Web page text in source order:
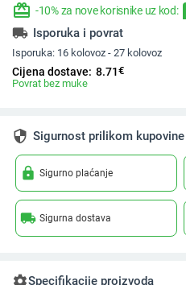
redeem -10% za nove korisnike uz kod:
local_shipping Isporuka i povrat
Isporuka: 16 kolovoz - 27 kolovoz
Cijena dostave: 8.71€
Povrat bez muke
security Sigurnost prilikom kupovine
lock Sigurno plaćanje
local_shipping Sigurna dostava
settingsSpecifikacije proizvoda